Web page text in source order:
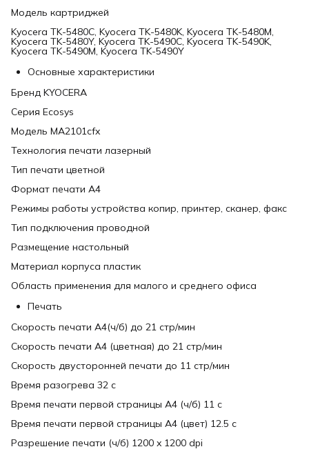
Модель картриджей
Kyocera TK-5480C, Kyocera TK-5480K, Kyocera TK-5480M,
Kyocera TK-5480Y, Kyocera TK-5490C, Kyocera TK-5490K,
Kyocera TK-5490M, Kyocera TK-5490Y
Основные характеристики
Бренд KYOCERA
Серия Ecosys
Модель MA2101cfx
Технология печати лазерный
Тип печати цветной
Формат печати A4
Режимы работы устройства копир, принтер, сканер, факс
Тип подключения проводной
Размещение настольный
Материал корпуса пластик
Область применения для малого и среднего офиса
Печать
Скорость печати A4(ч/б) до 21 стр/мин
Скорость печати A4 (цветная) до 21 стр/мин
Скорость двусторонней печати до 11 стр/мин
Время разогрева 32 с
Время печати первой страницы А4 (ч/б) 11 с
Время печати первой страницы А4 (цвет) 12.5 с
Разрешение печати (ч/б) 1200 x 1200 dpi